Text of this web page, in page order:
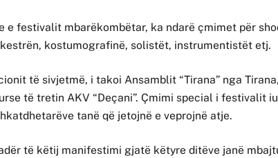
e festivalit mbarëkombëtar, ka ndarë çmimet për
kostumografinë, solistët, instrumentistët etj.
të sivjetmë, i takoi Ansamblit “Tirana” nga
të tretin AKV “Deçani”. Çmimi special i festivalit
tanë që jetojnë e veprojnë atje.
të këtij manifestimi gjatë këtyre ditëve janë